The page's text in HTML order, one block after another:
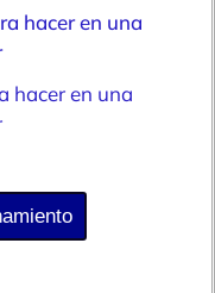
hacer en una